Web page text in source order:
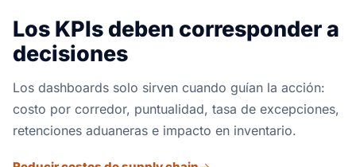
Los KPIs deben corresponder a
decisiones
Los dashboards solo sirven cuando guían la acción:
costo por corredor, puntualidad, tasa de excepciones,
retenciones aduaneras e impacto en inventario.